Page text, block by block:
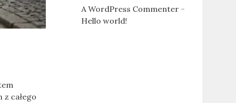
całego
A WordPress Commenter-
Hello world!